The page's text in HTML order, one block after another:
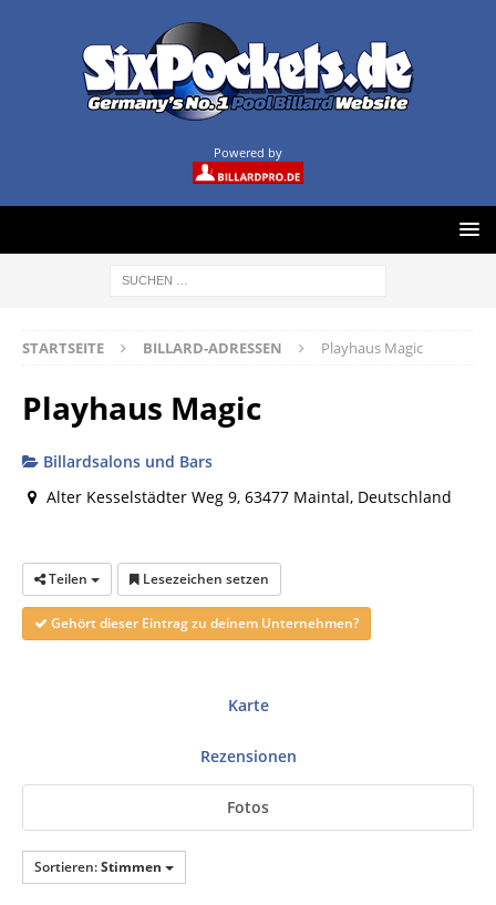
Powered by
STARTSEITE BILLARD-ADRESSEN Playhaus Magic
Playhaus Magic
Billardsalons und Bars
Alter Kesselstädter Weg 9, 63477 Maintal, Deutschland
Teilen Lesezeichen setzen
Gehört dieser Eintrag zu deinem Unternehmen?
Karte
Rezensionen
Fotos
Sortieren:Stimmen